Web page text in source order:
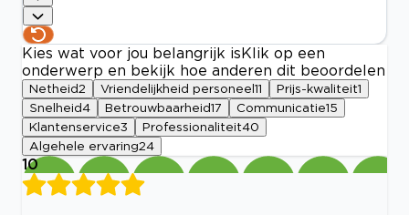
Kies wat voor jou belangrijk is Klik op een
onderwerp en bekijk hoe anderen dit beoordelen
Netheid2 Vriendelijkheid personeel 11 Prijs-kwaliteit1
Snelheid4 Betrouwbaarheid17 Communicatie15
Klantenservice3 Professionaliteit40
Algehele ervaring24
10